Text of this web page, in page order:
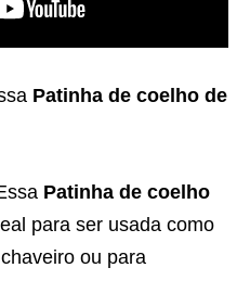
Patinha de coelho de
Patinha de coelho
para ser usada como
ou para